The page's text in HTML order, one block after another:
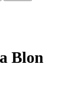
Blon